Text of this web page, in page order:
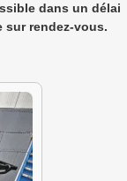
dans un délai
sur rendez-vous.